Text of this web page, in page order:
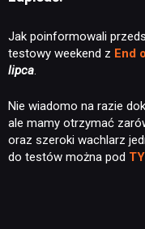
Jak poinformowali
testowy weekend z End
lipca.
Nie wiadomo na razie
ale mamy otrzymać
oraz szeroki wachlarz
do testów można pod